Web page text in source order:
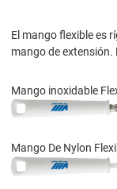
El mango flexible es
mango de
Mango inoxidable
Mango De Nylon